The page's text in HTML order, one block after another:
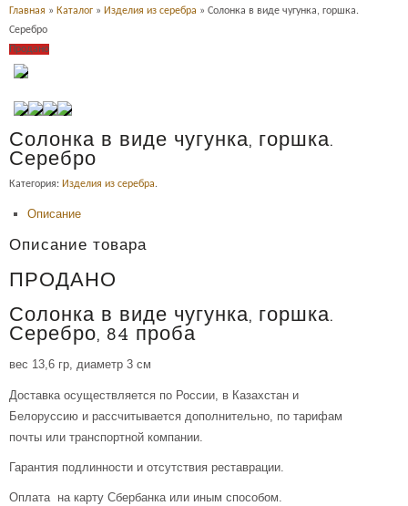
Главная » Каталог » Изделия из серебра » Солонка в виде чугунка, горшка.
Серебро
Продано
Солонка в виде чугунка, горшка.
Серебро
Категория: Изделия из серебра.
Описание
Описание товара
ПРОДАНО
Солонка в виде чугунка, горшка.
Серебро, 84 проба
вес 13,6 гр, диаметр 3 см
Доставка осуществляется по России, в Казахстан и
Белоруссию и рассчитывается дополнительно, по тарифам
почты или транспортной компании.
Гарантия подлинности и отсутствия реставрации.
Оплата на карту Сбербанка или иным способом.